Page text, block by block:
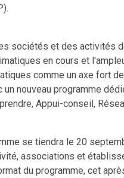
sociétés et des activités
en cours et
comme un axe fort
nouveau programme
Appui-conseil,
se tiendra le 20
associations et
du programme, cet